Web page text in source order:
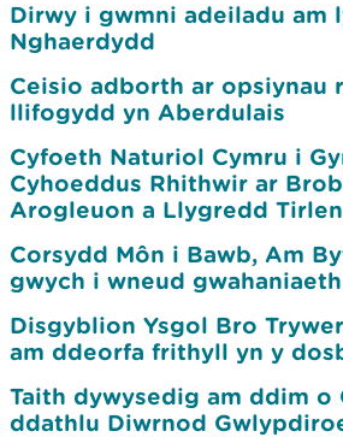
Dirwy i gwmni adeiladu am
Nghaerdydd
Ceisio adborth ar opsiynau
llifogydd yn Aberdulais
Cyfoeth Naturiol Cymru i
Cyhoeddus Rhithwir ar
Arogleuon a Llygredd
Corsydd Môn i Bawb, Am
gwych i wneud gwahaniaeth
Disgyblion Ysgol Bro
am ddeorfa frithyll yn y
Taith dywysedig am ddim o
ddathlu Diwrnod